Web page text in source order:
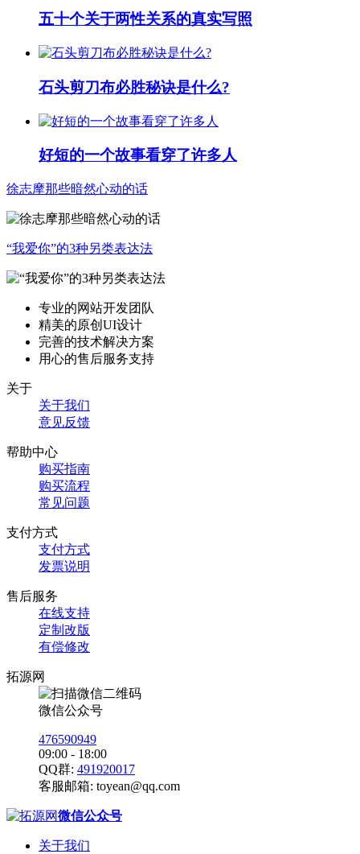
五十个关于两性关系的真实写照
石头剪刀布必胜秘诀是什么?
好短的一个故事看穿了许多人
徐志摩那些暗然心动的话
“我爱你”的3种另类表达法
专业的网站开发团队
精美的原创UI设计
完善的技术解决方案
用心的售后服务支持
关于
关于我们
意见反馈
帮助中心
购买指南
购买流程
常见问题
支付方式
支付方式
发票说明
售后服务
在线支持
定制改版
有偿修改
拓源网
微信公众号
476590949
09:00 - 18:00
QQ群: 491920017
客服邮箱: toyean@qq.com
微信公众号
关于我们